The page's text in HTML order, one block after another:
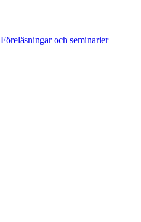
Föreläsningar och seminarier